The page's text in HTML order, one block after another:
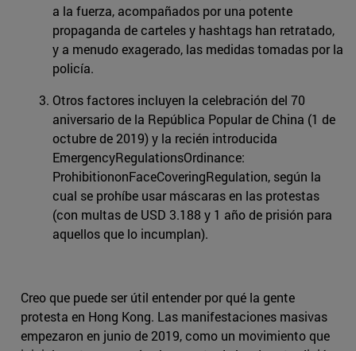
a la fuerza, acompañados por una potente
propaganda de carteles y hashtags han retratado,
y a menudo exagerado, las medidas tomadas por la
policía.
Otros factores incluyen la celebración del 70
aniversario de la República Popular de China (1 de
octubre de 2019) y la recién introducida
EmergencyRegulationsOrdinance:
ProhibitiononFaceCoveringRegulation, según la
cual se prohíbe usar máscaras en las protestas
(con multas de USD 3.188 y 1 año de prisión para
aquellos que lo incumplan).
Creo que puede ser útil entender por qué la gente
protesta en Hong Kong. Las manifestaciones masivas
empezaron en junio de 2019, como un movimiento que